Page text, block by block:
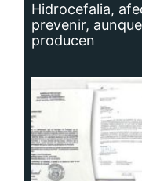
Hidrocefalia,
prevenir,
producen